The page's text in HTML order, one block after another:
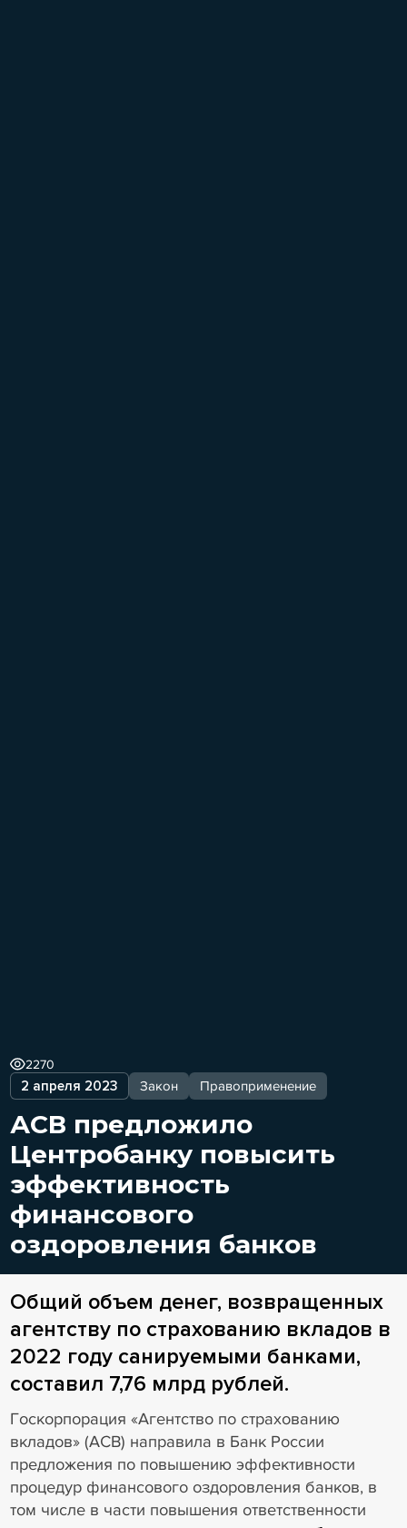
2 апреля 2023 Закон Правоприменение
2270
АСВ предложило
Центробанку повысить
эффективность
финансового
оздоровления банков
Общий объем денег, возвращенных
агентству по страхованию вкладов в
2022 году санируемыми банками,
составил 7,76 млрд рублей.
Госкорпорация «Агентство по страхованию
вкладов» (АСВ) направила в Банк России
предложения по повышению эффективности
процедур финансового оздоровления банков, в
том числе в части повышения ответственности